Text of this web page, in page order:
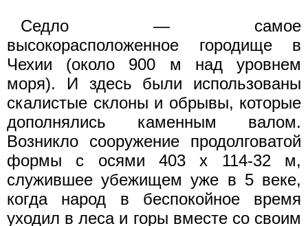
Седло — самое
высокорасположенное городище в
Чехии (около 900 м над уровнем
моря). И здесь были использованы
скалистые склоны и обрывы, которые
дополнялись каменным валом.
Возникло сооружение продолговатой
формы с осями 403 х 114-32 м,
служившее убежищем уже в 5 веке,
когда народ в беспокойное время
уходил в леса и горы вместе со своим